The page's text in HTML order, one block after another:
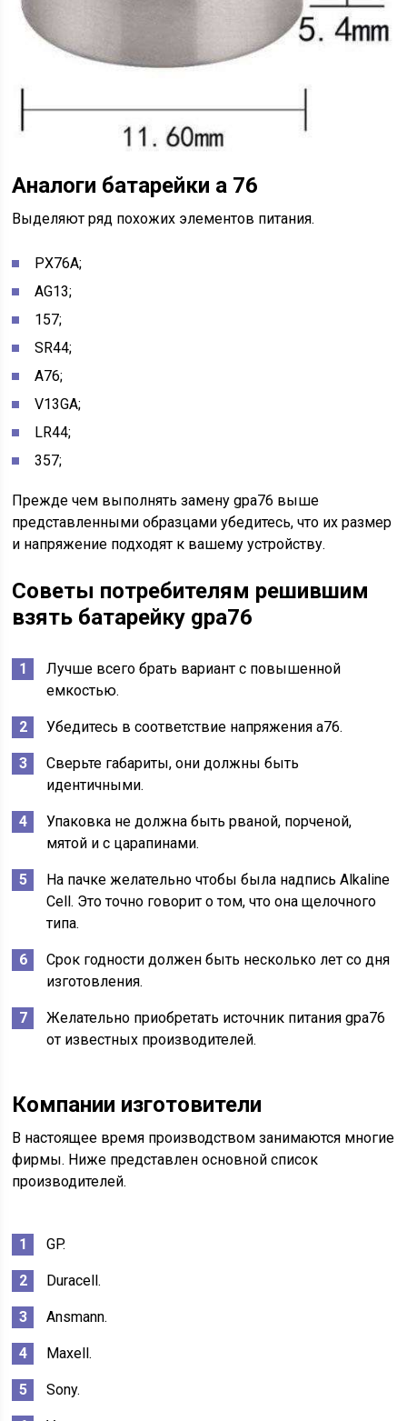
Аналоги батарейки a 76
Выделяют ряд похожих элементов питания.
PX76A;
AG13;
157;
SR44;
A76;
V13GA;
LR44;
357;
Прежде чем выполнять замену gpa76 выше
представленными образцами убедитесь, что их размер
и напряжение подходят к вашему устройству.
Советы потребителям решившим
взять батарейку gpa76
Лучше всего брать вариант с повышенной
емкостью.
Убедитесь в соответствие напряжения а76.
Сверьте габариты, они должны быть
идентичными.
Упаковка не должна быть рваной, порченой,
мятой и с царапинами.
На пачке желательно чтобы была надпись Alkaline
Cell. Это точно говорит о том, что она щелочного
типа.
Срок годности должен быть несколько лет со дня
изготовления.
Желательно приобретать источник питания gpa76
от известных производителей.
Компании изготовители
В настоящее время производством занимаются многие
фирмы. Ниже представлен основной список
производителей.
GP.
Duracell.
Ansmann.
Maxell.
Sony.